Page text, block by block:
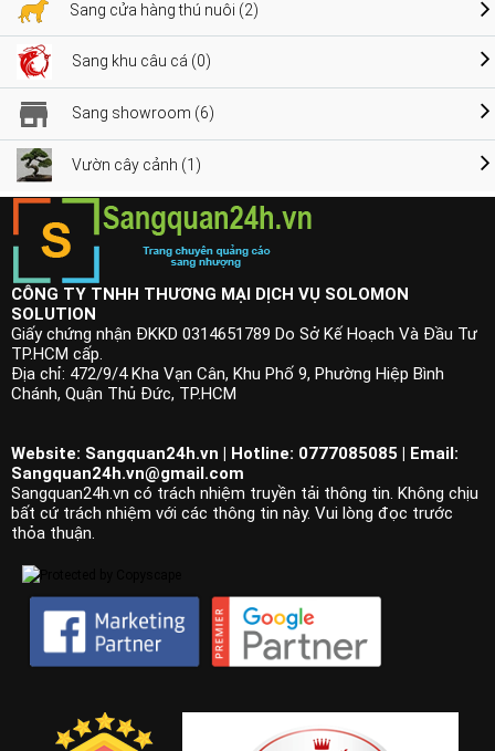
Sang cửa hàng thú nuôi (2)
Sang khu câu cá (0)
Sang showroom (6)
Vườn cây cảnh (1)
CÔNG TY TNHH THƯƠNG MẠI DỊCH VỤ SOLOMON
SOLUTION
Giấy chứng nhận ĐKKD 0314651789 Do Sở Kế Hoạch Và Đầu Tư
TP.HCM cấp.
Địa chỉ: 472/9/4 Kha Vạn Cân, Khu Phố 9, Phường Hiệp Bình
Chánh, Quận Thủ Đức, TP.HCM
Website: Sangquan24h.vn | Hotline: 0777085085 | Email:
Sangquan24h.vn@gmail.com
Sangquan24h.vn có trách nhiệm truyền tải thông tin. Không chịu
bất cứ trách nhiệm với các thông tin này. Vui lòng đọc trước
thỏa thuận.